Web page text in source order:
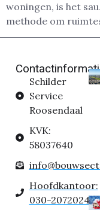
woningen, is het
methode om
Schilder
Service
Roosendaal
KVK:
58037640
Hoofdkantoor:
030-2072024